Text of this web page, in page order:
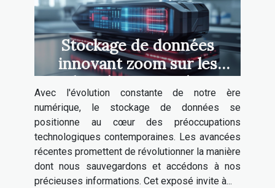
Stockage de données
innovant zoom sur les
dernières avancées
technologiques
Avec l'évolution constante de notre ère
numérique, le stockage de données se
positionne au cœur des préoccupations
technologiques contemporaines. Les avancées
récentes promettent de révolutionner la manière
dont nous sauvegardons et accédons à nos
précieuses informations. Cet exposé invite à...